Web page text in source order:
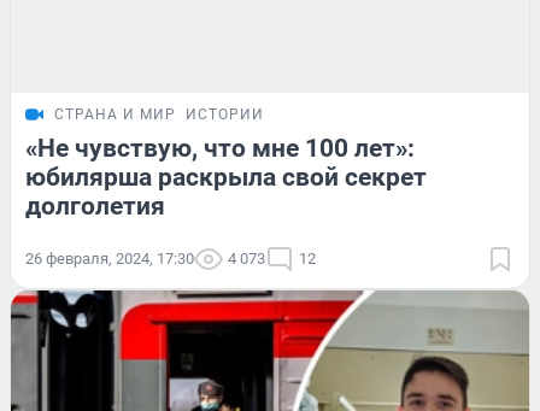
СТРАНА И МИР ИСТОРИИ
«Не чувствую, что мне 100 лет»:
юбилярша раскрыла свой секрет
долголетия
26 февраля, 2024, 17:30 4 073 12